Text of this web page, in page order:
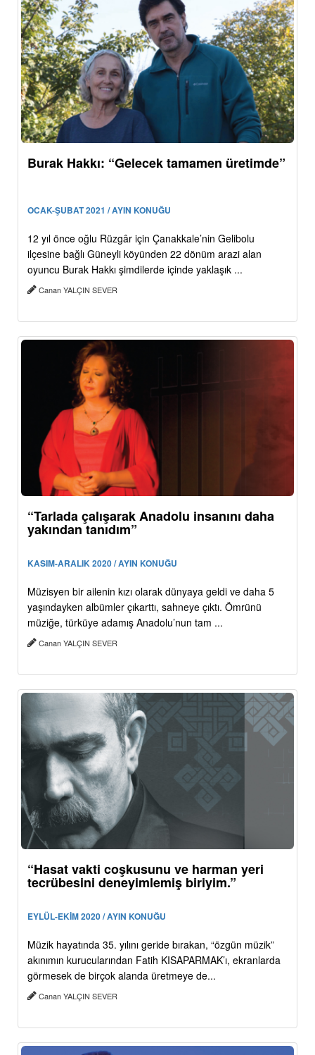
Burak Hakkı: “Gelecek tamamen üretimde”
OCAK-ŞUBAT 2021 / AYIN KONUĞU
12 yıl önce oğlu Rüzgâr için Çanakkale’nin Gelibolu
ilçesine bağlı Güneyli köyünden 22 dönüm arazi alan
oyuncu Burak Hakkı şimdilerde içinde yaklaşık ...
Canan YALÇIN SEVER
“Tarlada çalışarak Anadolu insanını daha
yakından tanıdım”
KASIM-ARALIK 2020 / AYIN KONUĞU
Müzisyen bir ailenin kızı olarak dünyaya geldi ve daha 5
yaşındayken albümler çıkarttı, sahneye çıktı. Ömrünü
müziğe, türküye adamış Anadolu’nun tam ...
Canan YALÇIN SEVER
“Hasat vakti coşkusunu ve harman yeri
tecrübesini deneyimlemiş biriyim.”
EYLÜL-EKİM 2020 / AYIN KONUĞU
Müzik hayatında 35. yılını geride bırakan, “özgün müzik”
akınımın kurucularından Fatih KISAPARMAK’ı, ekranlarda
görmesek de birçok alanda üretmeye de...
Canan YALÇIN SEVER